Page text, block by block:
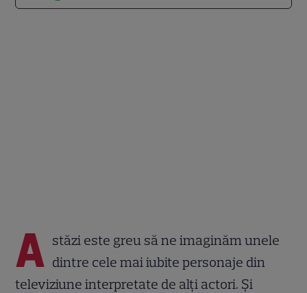
A stăzi este greu să ne imaginăm unele
dintre cele mai iubite personaje din
televiziune interpretate de alți actori. Și